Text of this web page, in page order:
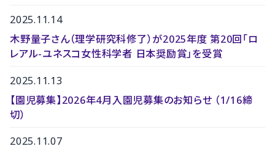
2025.11.14
木野量子さん（理学研究科修了）が2025年度 第20回「ロ
レアル-ユネスコ女性科学者 日本奨励賞」を受賞
2025.11.13
【園児募集】2026年4月入園児募集のお知らせ （1/16締
切）
2025.11.07